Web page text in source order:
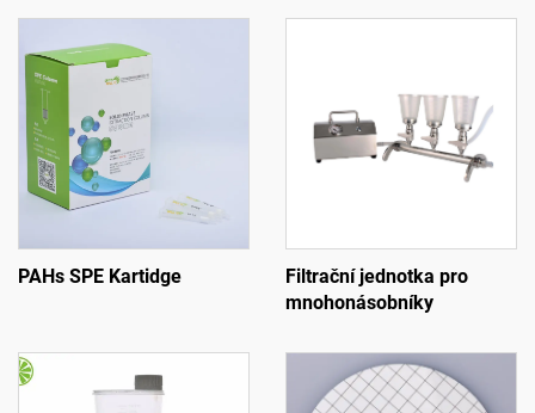
PAHs SPE Kartidge
Filtrační jednotka pro
mnohonásobníky